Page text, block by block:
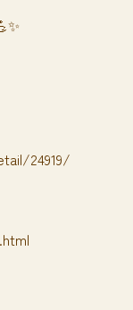
24919/